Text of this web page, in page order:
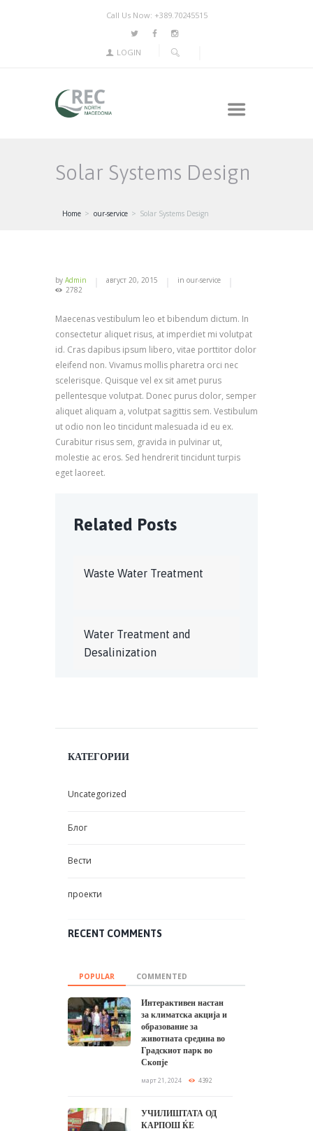
Call Us Now: +389.70245515
LOGIN
Solar Systems Design
Home our-service Solar Systems Design
by Admin август 20, 2015 in our-service
2782
Maecenas vestibulum leo et bibendum dictum. In
consectetur aliquet risus, at imperdiet mi volutpat
id. Cras dapibus ipsum libero, vitae porttitor dolor
eleifend non. Vivamus mollis pharetra orci nec
scelerisque. Quisque vel ex sit amet purus
pellentesque volutpat. Donec purus dolor, semper
aliquet aliquam a, volutpat sagittis sem. Vestibulum
ut odio non leo tincidunt malesuada id eu ex.
Curabitur risus sem, gravida in pulvinar ut,
molestie ac eros. Sed hendrerit tincidunt turpis
eget laoreet.
Related Posts
Waste Water Treatment
Water Treatment and
Desalinization
КАТЕГОРИИ
Uncategorized
Блог
Вести
проекти
RECENT COMMENTS
POPULAR COMMENTED
Интерактивен настан
за климатска акција и
образование за
животната средина во
Градскиот парк во
Скопје
март 21, 2024 4392
УЧИЛИШТАТА ОД
КАРПОШ ЌЕ